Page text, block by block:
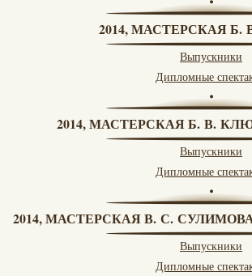
2014, МАСТЕРСКАЯ
Выпускники
Дипломные
2014, МАСТЕРСКАЯ Б. В.
Выпускники
Дипломные
2014, МАСТЕРСКАЯ В. С.
Выпускники
Дипломные